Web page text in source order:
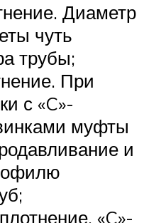
Диаметр
чуть
трубы;
При
с «C»-
муфты
и
«C»-